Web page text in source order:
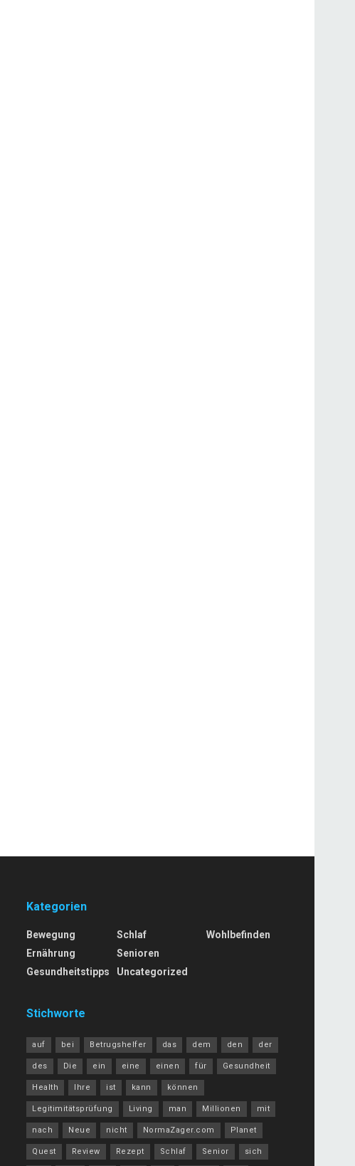
Kategorien
Bewegung
Ernährung
Gesundheitstipps
Schlaf
Senioren
Uncategorized
Wohlbefinden
Stichworte
auf bei Betrugshelfer das dem den der
des Die ein eine einen für Gesundheit
Health Ihre ist kann können
Legitimitätsprüfung Living man Millionen mit
nach Neue nicht NormaZager.com Planet
Quest Review Rezept Schlaf Senior sich